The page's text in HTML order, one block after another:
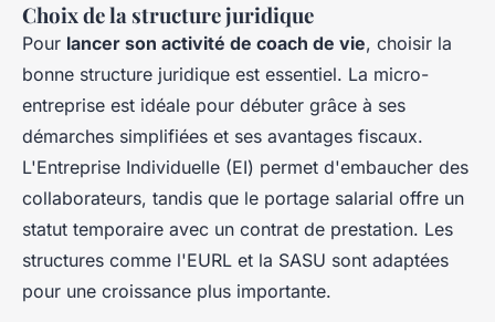
Choix de la structure juridique
Pour lancer son activité de coach de vie, choisir la
bonne structure juridique est essentiel. La micro-
entreprise est idéale pour débuter grâce à ses
démarches simplifiées et ses avantages fiscaux.
L'Entreprise Individuelle (EI) permet d'embaucher des
collaborateurs, tandis que le portage salarial offre un
statut temporaire avec un contrat de prestation. Les
structures comme l'EURL et la SASU sont adaptées
pour une croissance plus importante.